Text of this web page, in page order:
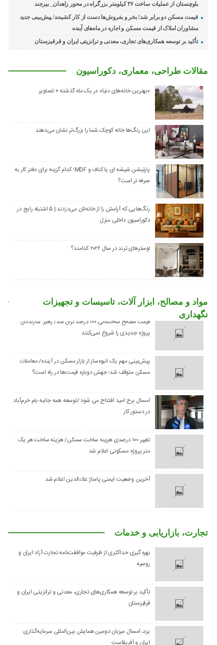
بلوچستان از عملیات ساخت ۳۶ کیلومتر بزرگراه در محور زاهدان_ بیرجند
قیمت مسکن دو برابر شد؛ بخر و بفروش‌ها دست از کار کشیدند/ پیش‌بینی جدید
مشاوران املاک از قیمت مسکن و اجاره‌ در ماه‌های آینده
تأکید بر توسعه همکاری‌های تجاری، معدنی و ترانزیتی ایران و قرقیزستان
مقالات طراحی، معماری، دکوراسیون
«بهترین خانه‌های دنیا» در یک ماه گذشته + تصاویر
این رنگ‌ها خانه کوچک شما را بزرگ‌تر نشان می‌دهند
پارتیشن شیشه ای یا کناف و MDF؛ کدام گزینه برای دفتر کار به
صرفه تر است؟
رنگ‌هایی که آرامش را از خانه‌تان می‌دزدند | ۵ اشتباه رایج در
دکوراسیون داخلی منزل
لوسترهای ترند در سال ۲۰۲۶ کدامند؟
مواد و مصالح، ابزار آلات، تاسیسات و تجهیزات
نگهداری
قیمت مصالح ساختمانی ۱۰۰ درصد گران شد/ رهبر: سازندگان
پروژه جدیدی را شروع نمی‌کنند
پیش‌بینی مهم یک انبوه‌ساز از بازار مسکن در آینده/ معاملات
مسکن متوقف شد؛ جهش دوباره قیمت‌ها در راه است؟
امسال برج امید افتتاح می شود /توسعه همه جانبه بام خرم‌آباد
در دستور کار
تغییر ۱۰۰ درصدی هزینه ساخت مسکن/ هزینه ساخت هر یک
متر پروژه مسکونی اعلام شد
آخرین وضعیت ایمنی پاساژ علاءالدین اعلام شد
تجارت، بازاریابی و خدمات
بهره گیری حداکثری از ظرفیت موافقت‌نامه تجارت آزاد ایران و
روسیه
تأکید بر توسعه همکاری‌های تجاری، معدنی و ترانزیتی ایران و
قرقیزستان
یزد، امسال میزبان دومین همایش بین‌المللی سرمایه‌گذاری
ایران و آفریقاست